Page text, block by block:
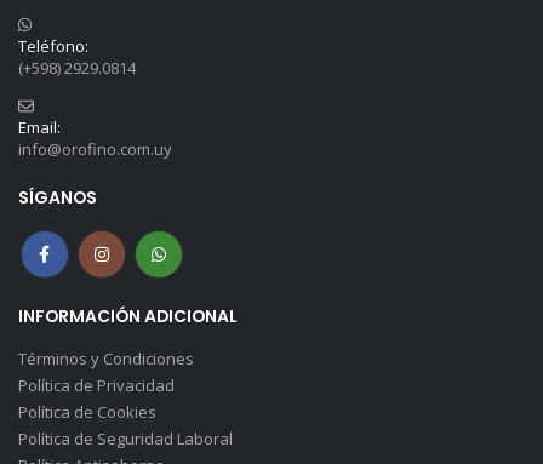
Teléfono:
(+598) 2929.0814
Email:
info@orofino.com.uy
SÍGANOS
INFORMACIÓN ADICIONAL
Términos y Condiciones
Política de Privacidad
Política de Cookies
Política de Seguridad Laboral